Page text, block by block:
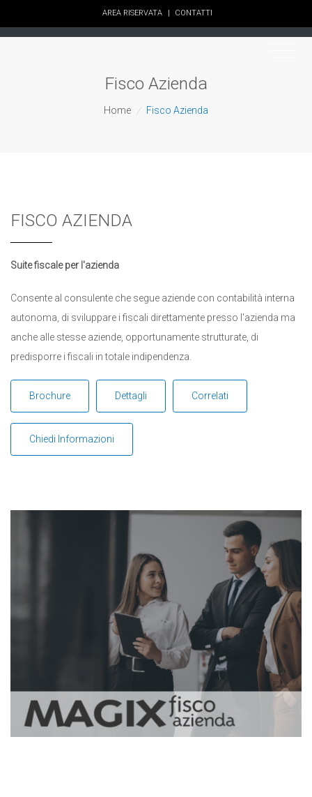
AREA RISERVATA | CONTATTI
Fisco Azienda
Home / Fisco Azienda
FISCO AZIENDA
Suite fiscale per l'azienda
Consente al consulente che segue aziende con contabilità interna
autonoma, di sviluppare i fiscali direttamente presso l'azienda ma
anche alle stesse aziende, opportunamente strutturate, di
predisporre i fiscali in totale indipendenza.
Brochure Dettagli Correlati
Chiedi Informazioni